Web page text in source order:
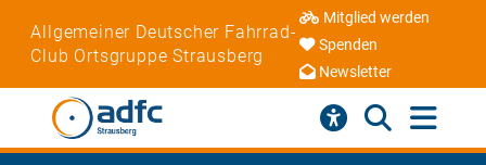
Allgemeiner Deutscher Fahrrad-
Club Ortsgruppe Strausberg
Mitglied werden
Spenden
Newsletter